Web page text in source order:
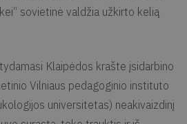
sovietinė valdžia užkirto kelią
Klaipėdos krašte įsidarbino
Vilniaus pedagoginio instituto
universitetas) neakivaizdinį